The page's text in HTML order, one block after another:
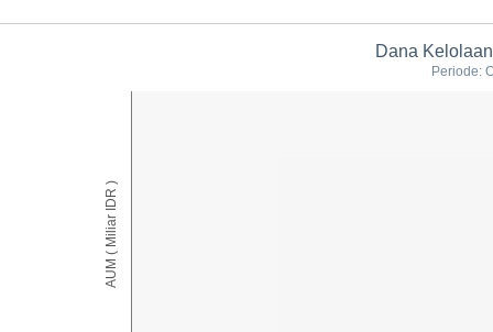
AUM ( Miliar IDR )
Dana
Periode: